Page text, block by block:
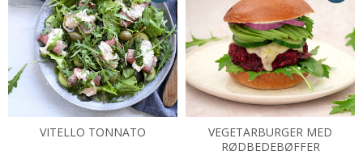
VITELLO TONNATO
VEGETARBURGER MED
RØDBEDEBØFFER